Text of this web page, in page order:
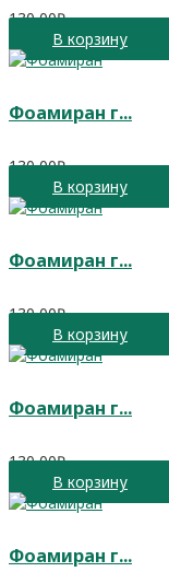
130,00₽
В корзину
Фоамиран г...
130,00₽
В корзину
Фоамиран г...
130,00₽
В корзину
Фоамиран г...
130,00₽
В корзину
Фоамиран г...